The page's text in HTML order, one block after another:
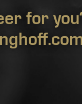
for